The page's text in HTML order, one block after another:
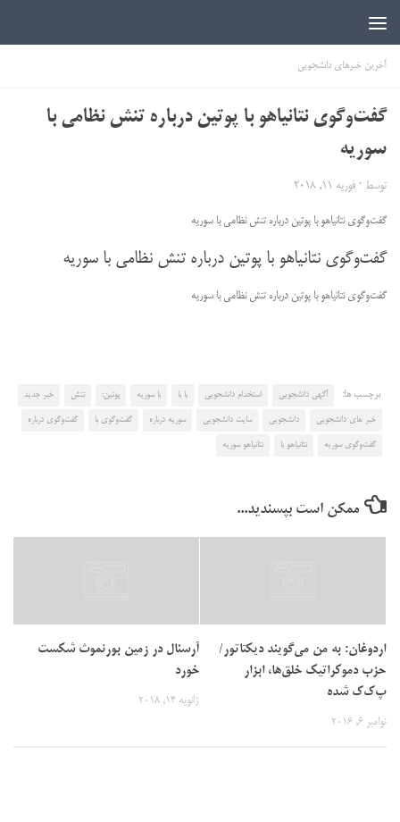
آخرین خبرهای دانشجویی
گفت‌وگوی نتانیاهو با پوتین درباره تنش نظامی با
سوریه
توسط · فوریه 11, 2018
گفت‌وگوی نتانیاهو با پوتین درباره تنش نظامی با سوریه
گفت‌وگوی نتانیاهو با پوتین درباره تنش نظامی با سوریه
گفت‌وگوی نتانیاهو با پوتین درباره تنش نظامی با سوریه
برچسب ها: آگهی دانشجویی استخدام دانشجویی با با با سوریه پوتین: تنش خبر جدید
خبر های دانشجویی دانشجویی سایت دانشجویی سوریه درباره گفت‌وگوی با گفت‌وگوی درباره
گفت‌وگوی سوریه نتانیاهو با نتانیاهو سوریه
ممکن است بپسندید...
اردوغان: به من می‌گویند دیکتاتور/
حزب دموکراتیک خلق‌ها، ابزار
پ‌ک‌ک شده
نوامبر 6, 2016
آرسنال در زمین بورنموث شکست
خورد
ژانویه 14, 2018